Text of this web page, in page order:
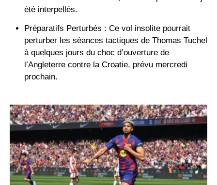
été interpellés.
Préparatifs Perturbés : Ce vol insolite pourrait
perturber les séances tactiques de Thomas Tuchel
à quelques jours du choc d’ouverture de
l’Angleterre contre la Croatie, prévu mercredi
prochain.